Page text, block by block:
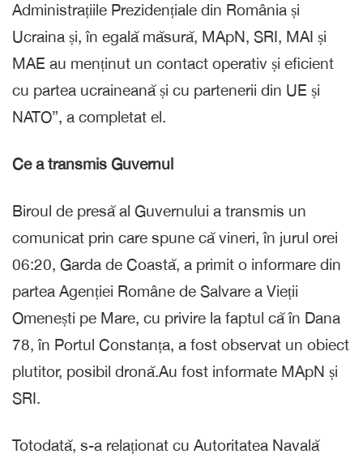
Administrațiile Prezidențiale din România și
Ucraina și, în egală măsură, MApN, SRI, MAI și
MAE au menținut un contact operativ și eficient
cu partea ucraineană și cu partenerii din UE și
NATO”, a completat el.
Ce a transmis Guvernul
Biroul de presă al Guvernului a transmis un
comunicat prin care spune că vineri, în jurul orei
06:20, Garda de Coastă, a primit o informare din
partea Agenției Române de Salvare a Vieții
Omenești pe Mare, cu privire la faptul că în Dana
78, în Portul Constanța, a fost observat un obiect
plutitor, posibil dronă.Au fost informate MApN și
SRI.
Totodată, s-a relaționat cu Autoritatea Navală